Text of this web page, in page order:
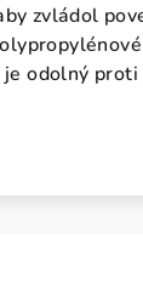
zvládol
odolný